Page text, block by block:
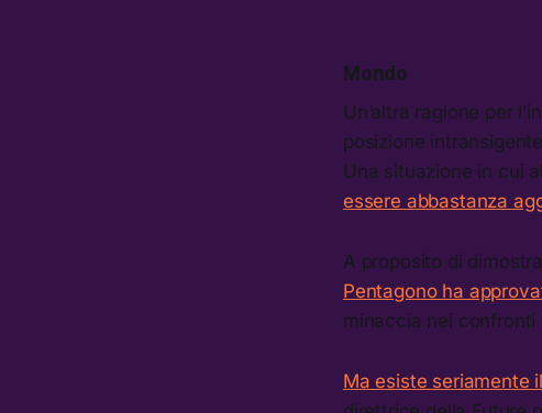
Mondo
Un’altra ragione per
posizione
Una situazione in cui
essere abbastanza
A proposito di
Pentagono ha
minaccia nei confronti
Ma esiste seriamente